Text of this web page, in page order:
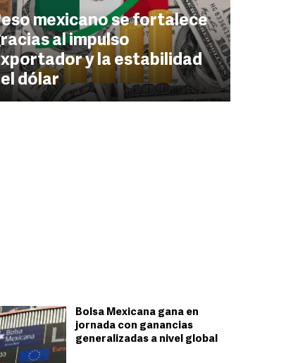
mexicano se fortalece
al impulso
y la estabilidad
dólar
Bolsa Mexicana gana en
jornada con ganancias
generalizadas a nivel global